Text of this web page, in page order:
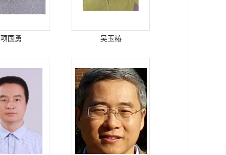
项国勇 吴玉椿